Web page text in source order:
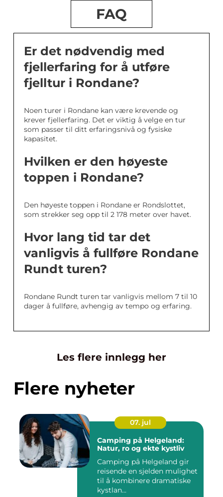
FAQ
Er det nødvendig med
fjellerfaring for å utføre
fjelltur i Rondane?
Noen turer i Rondane kan være krevende og
krever fjellerfaring. Det er viktig å velge en tur
som passer til ditt erfaringsnivå og fysiske
kapasitet.
Hvilken er den høyeste
toppen i Rondane?
Den høyeste toppen i Rondane er Rondslottet,
som strekker seg opp til 2 178 meter over havet.
Hvor lang tid tar det
vanligvis å fullføre Rondane
Rundt turen?
Rondane Rundt turen tar vanligvis mellom 7 til 10
dager å fullføre, avhengig av tempo og erfaring.
Les flere innlegg her
Flere nyheter
07. jul
Camping på Helgeland:
Natur, ro og ekte kystliv
Camping på Helgeland gir
reisende en sjelden mulighet
til å kombinere dramatiske
kystlan...